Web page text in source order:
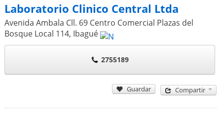
Laboratorio Clinico Central Ltda
Avenida Ambala Cll. 69 Centro Comercial Plazas del
Bosque Local 114, Ibagué
2755189
Guardar Compartir